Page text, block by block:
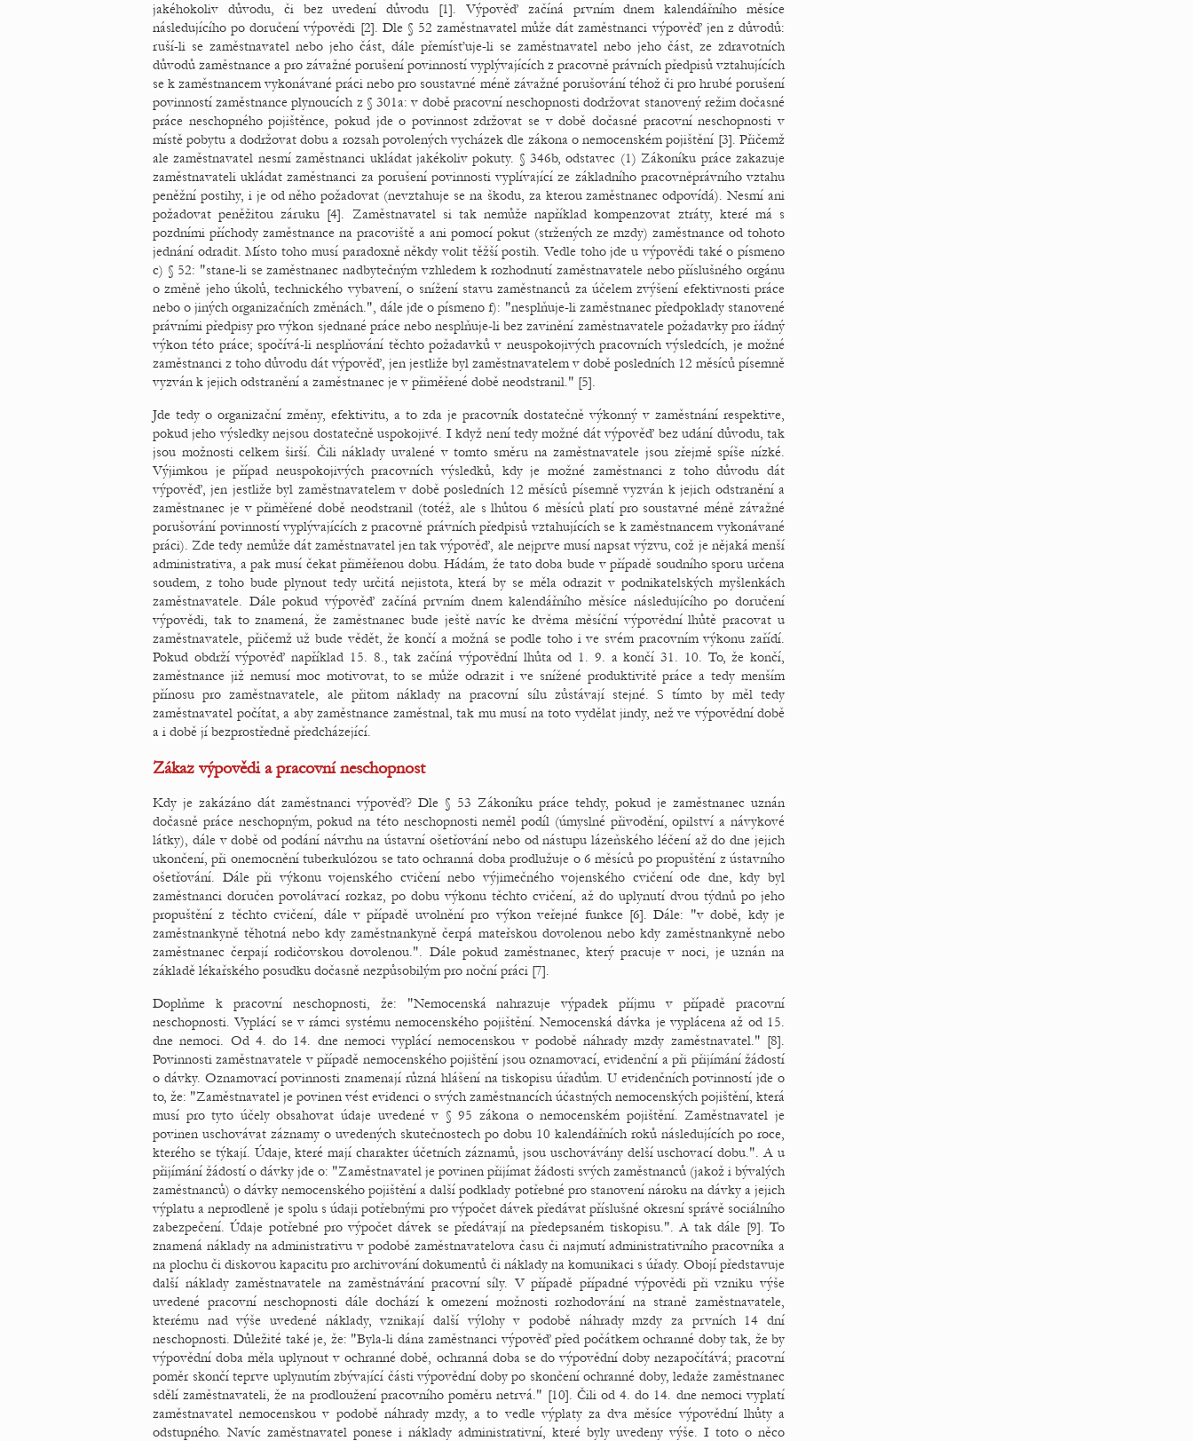
jakéhokoliv důvodu, či bez uvedení důvodu [1]. Výpověď začíná prvním dnem kalendářního měsíce
následujícího po doručení výpovědi [2]. Dle § 52 zaměstnavatel může dát zaměstnanci výpověď jen z důvodů:
ruší-li se zaměstnavatel nebo jeho část, dále přemísťuje-li se zaměstnavatel nebo jeho část, ze zdravotních
důvodů zaměstnance a pro závažné porušení povinností vyplývajících z pracovně právních předpisů vztahujících
se k zaměstnancem vykonávané práci nebo pro soustavné méně závažné porušování téhož či pro hrubé porušení
povinností zaměstnance plynoucích z § 301a: v době pracovní neschopnosti dodržovat stanovený režim dočasné
práce neschopného pojištěnce, pokud jde o povinnost zdržovat se v době dočasné pracovní neschopnosti v
místě pobytu a dodržovat dobu a rozsah povolených vycházek dle zákona o nemocenském pojištění [3]. Přičemž
ale zaměstnavatel nesmí zaměstnanci ukládat jakékoliv pokuty. § 346b, odstavec (1) Zákoníku práce zakazuje
zaměstnavateli ukládat zaměstnanci za porušení povinnosti vyplívající ze základního pracovněprávního vztahu
peněžní postihy, i je od něho požadovat (nevztahuje se na škodu, za kterou zaměstnanec odpovídá). Nesmí ani
požadovat peněžitou záruku [4]. Zaměstnavatel si tak nemůže například kompenzovat ztráty, které má s
pozdními příchody zaměstnance na pracoviště a ani pomocí pokut (stržených ze mzdy) zaměstnance od tohoto
jednání odradit. Místo toho musí paradoxně někdy volit těžší postih. Vedle toho jde u výpovědi také o písmeno
c) § 52: "stane-li se zaměstnanec nadbytečným vzhledem k rozhodnutí zaměstnavatele nebo příslušného orgánu
o změně jeho úkolů, technického vybavení, o snížení stavu zaměstnanců za účelem zvýšení efektivnosti práce
nebo o jiných organizačních změnách.", dále jde o písmeno f): "nesplňuje-li zaměstnanec předpoklady stanovené
právními předpisy pro výkon sjednané práce nebo nesplňuje-li bez zavinění zaměstnavatele požadavky pro řádný
výkon této práce; spočívá-li nesplňování těchto požadavků v neuspokojivých pracovních výsledcích, je možné
zaměstnanci z toho důvodu dát výpověď, jen jestliže byl zaměstnavatelem v době posledních 12 měsíců písemně
vyzván k jejich odstranění a zaměstnanec je v přiměřené době neodstranil." [5].
Jde tedy o organizační změny, efektivitu, a to zda je pracovník dostatečně výkonný v zaměstnání respektive,
pokud jeho výsledky nejsou dostatečně uspokojivé. I když není tedy možné dát výpověď bez udání důvodu, tak
jsou možnosti celkem širší. Čili náklady uvalené v tomto směru na zaměstnavatele jsou zřejmě spíše nízké.
Výjimkou je případ neuspokojivých pracovních výsledků, kdy je možné zaměstnanci z toho důvodu dát
výpověď, jen jestliže byl zaměstnavatelem v době posledních 12 měsíců písemně vyzván k jejich odstranění a
zaměstnanec je v přiměřené době neodstranil (totéž, ale s lhůtou 6 měsíců platí pro soustavné méně závažné
porušování povinností vyplývajících z pracovně právních předpisů vztahujících se k zaměstnancem vykonávané
práci). Zde tedy nemůže dát zaměstnavatel jen tak výpověď, ale nejprve musí napsat výzvu, což je nějaká menší
administrativa, a pak musí čekat přiměřenou dobu. Hádám, že tato doba bude v případě soudního sporu určena
soudem, z toho bude plynout tedy určitá nejistota, která by se měla odrazit v podnikatelských myšlenkách
zaměstnavatele. Dále pokud výpověď začíná prvním dnem kalendářního měsíce následujícího po doručení
výpovědi, tak to znamená, že zaměstnanec bude ještě navíc ke dvěma měsíční výpovědní lhůtě pracovat u
zaměstnavatele, přičemž už bude vědět, že končí a možná se podle toho i ve svém pracovním výkonu zařídí.
Pokud obdrží výpověď například 15. 8., tak začíná výpovědní lhůta od 1. 9. a končí 31. 10. To, že končí,
zaměstnance již nemusí moc motivovat, to se může odrazit i ve snížené produktivitě práce a tedy menším
přínosu pro zaměstnavatele, ale přitom náklady na pracovní sílu zůstávají stejné. S tímto by měl tedy
zaměstnavatel počítat, a aby zaměstnance zaměstnal, tak mu musí na toto vydělat jindy, než ve výpovědní době
a i době jí bezprostředně předcházející.
Zákaz výpovědi a pracovní neschopnost
Kdy je zakázáno dát zaměstnanci výpověď? Dle § 53 Zákoníku práce tehdy, pokud je zaměstnanec uznán
dočasně práce neschopným, pokud na této neschopnosti neměl podíl (úmyslné přivodění, opilství a návykové
látky), dále v době od podání návrhu na ústavní ošetřování nebo od nástupu lázeňského léčení až do dne jejich
ukončení, při onemocnění tuberkulózou se tato ochranná doba prodlužuje o 6 měsíců po propuštění z ústavního
ošetřování. Dále při výkonu vojenského cvičení nebo výjimečného vojenského cvičení ode dne, kdy byl
zaměstnanci doručen povolávací rozkaz, po dobu výkonu těchto cvičení, až do uplynutí dvou týdnů po jeho
propuštění z těchto cvičení, dále v případě uvolnění pro výkon veřejné funkce [6]. Dále: "v době, kdy je
zaměstnankyně těhotná nebo kdy zaměstnankyně čerpá mateřskou dovolenou nebo kdy zaměstnankyně nebo
zaměstnanec čerpají rodičovskou dovolenou.". Dále pokud zaměstnanec, který pracuje v noci, je uznán na
základě lékařského posudku dočasně nezpůsobilým pro noční práci [7].
Doplňme k pracovní neschopnosti, že: "Nemocenská nahrazuje výpadek příjmu v případě pracovní
neschopnosti. Vyplácí se v rámci systému nemocenského pojištění. Nemocenská dávka je vyplácena až od 15.
dne nemoci. Od 4. do 14. dne nemoci vyplácí nemocenskou v podobě náhrady mzdy zaměstnavatel." [8].
Povinnosti zaměstnavatele v případě nemocenského pojištění jsou oznamovací, evidenční a při přijímání žádostí
o dávky. Oznamovací povinnosti znamenají různá hlášení na tiskopisu úřadům. U evidenčních povinností jde o
to, že: "Zaměstnavatel je povinen vést evidenci o svých zaměstnancích účastných nemocenských pojištění, která
musí pro tyto účely obsahovat údaje uvedené v § 95 zákona o nemocenském pojištění. Zaměstnavatel je
povinen uschovávat záznamy o uvedených skutečnostech po dobu 10 kalendářních roků následujících po roce,
kterého se týkají. Údaje, které mají charakter účetních záznamů, jsou uschovávány delší uschovací dobu.". A u
přijímání žádostí o dávky jde o: "Zaměstnavatel je povinen přijímat žádosti svých zaměstnanců (jakož i bývalých
zaměstnanců) o dávky nemocenského pojištění a další podklady potřebné pro stanovení nároku na dávky a jejich
výplatu a neprodleně je spolu s údaji potřebnými pro výpočet dávek předávat příslušné okresní správě sociálního
zabezpečení. Údaje potřebné pro výpočet dávek se předávají na předepsaném tiskopisu.". A tak dále [9]. To
znamená náklady na administrativu v podobě zaměstnavatelova času či najmutí administrativního pracovníka a
na plochu či diskovou kapacitu pro archivování dokumentů či náklady na komunikaci s úřady. Obojí představuje
další náklady zaměstnavatele na zaměstnávání pracovní síly. V případě případné výpovědi při vzniku výše
uvedené pracovní neschopnosti dále dochází k omezení možnosti rozhodování na straně zaměstnavatele,
kterému nad výše uvedené náklady, vznikají další výlohy v podobě náhrady mzdy za prvních 14 dní
neschopnosti. Důležité také je, že: "Byla-li dána zaměstnanci výpověď před počátkem ochranné doby tak, že by
výpovědní doba měla uplynout v ochranné době, ochranná doba se do výpovědní doby nezapočítává; pracovní
poměr skončí teprve uplynutím zbývající části výpovědní doby po skončení ochranné doby, ledaže zaměstnanec
sdělí zaměstnavateli, že na prodloužení pracovního poměru netrvá." [10]. Čili od 4. do 14. dne nemoci vyplatí
zaměstnavatel nemocenskou v podobě náhrady mzdy, a to vedle výplaty za dva měsíce výpovědní lhůty a
odstupného. Navíc zaměstnavatel ponese i náklady administrativní, které byly uvedeny výše. I toto o něco